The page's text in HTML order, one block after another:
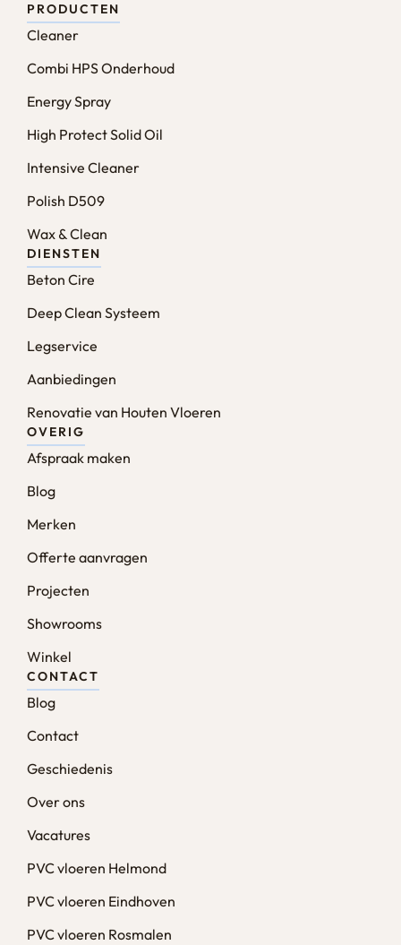
PRODUCTEN
Cleaner
Combi HPS Onderhoud
Energy Spray
High Protect Solid Oil
Intensive Cleaner
Polish D509
Wax & Clean
DIENSTEN
Beton Cire
Deep Clean Systeem
Legservice
Aanbiedingen
Renovatie van Houten Vloeren
OVERIG
Afspraak maken
Blog
Merken
Offerte aanvragen
Projecten
Showrooms
Winkel
CONTACT
Blog
Contact
Geschiedenis
Over ons
Vacatures
PVC vloeren Helmond
PVC vloeren Eindhoven
PVC vloeren Rosmalen